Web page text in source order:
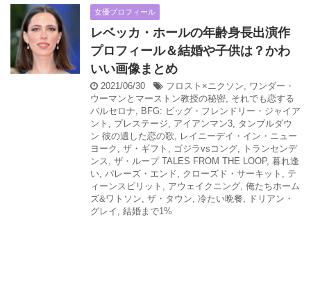
女優プロフィール
レベッカ・ホールの年齢身長出演作
プロフィール＆結婚や子供は？かわ
いい画像まとめ
2021/06/30 フロスト×ニクソン
ワンダー・
ウーマンとマーストン教授の秘密 それでも恋する
バルセロナ
BFG: ビッグ・フレンドリー・ジャイア
ント
プレステージ アイアンマン3
タンブルダウ
ン 彼の遺した恋の歌
レイニーデイ・イン・ニュー
ヨーク
ザ・ギフト ゴジラvsコング
トランセンデ
ンス
ザ・ループ TALES FROM THE LOOP, 暮れ逢
い パレーズ・エンド クローズド・サーキット
テ
ィーンスピリット
アウェイクニング 俺たちホーム
ズ&ワトソン ザ・タウン 冷たい晩餐
ドリアン・
グレイ
結婚まで1%